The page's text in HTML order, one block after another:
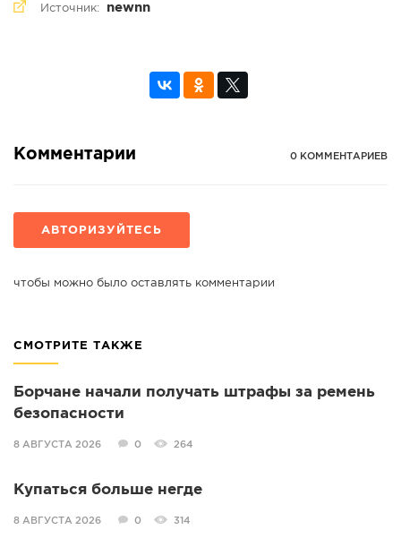
Источник: newnn
Комментарии 0 КОММЕНТАРИЕВ
АВТОРИЗУЙТЕСЬ
чтобы можно было оставлять комментарии
СМОТРИТЕ ТАКЖЕ
Борчане начали получать штрафы за ремень
безопасности
8 АВГУСТА 2026 0 264
Купаться больше негде
8 АВГУСТА 2026 0 314